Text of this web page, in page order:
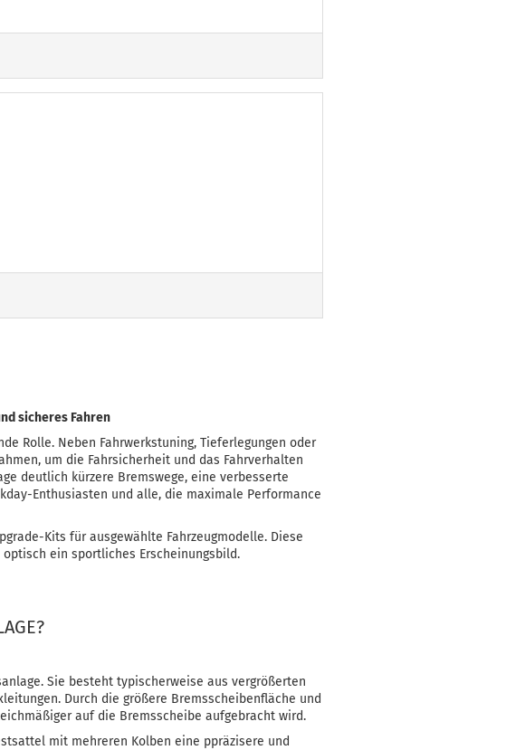
sicheres Fahren
Rolle. Neben Fahrwerkstuning, Tieferlegungen oder
um die Fahrsicherheit und das Fahrverhalten
deutlich kürzere Bremswege, eine verbesserte
Enthusiasten und alle, die maximale Performance
Kits für ausgewählte Fahrzeugmodelle. Diese
ein sportliches Erscheinungsbild.
Sie besteht typischerweise aus vergrößerten
Durch die größere Bremsscheibenfläche und
auf die Bremsscheibe aufgebracht wird.
mit mehreren Kolben eine ppräzisere und